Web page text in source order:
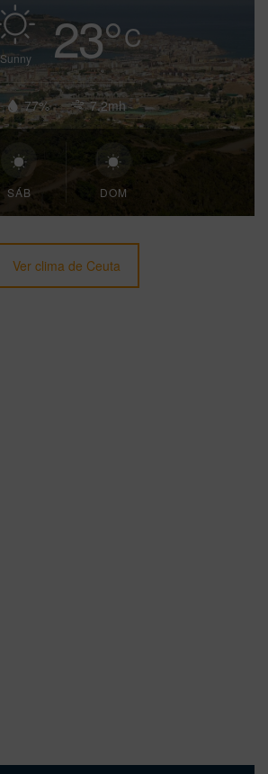
Sunny 23°C
77% 7.2mh
SÁB DOM
Ver clima de Ceuta